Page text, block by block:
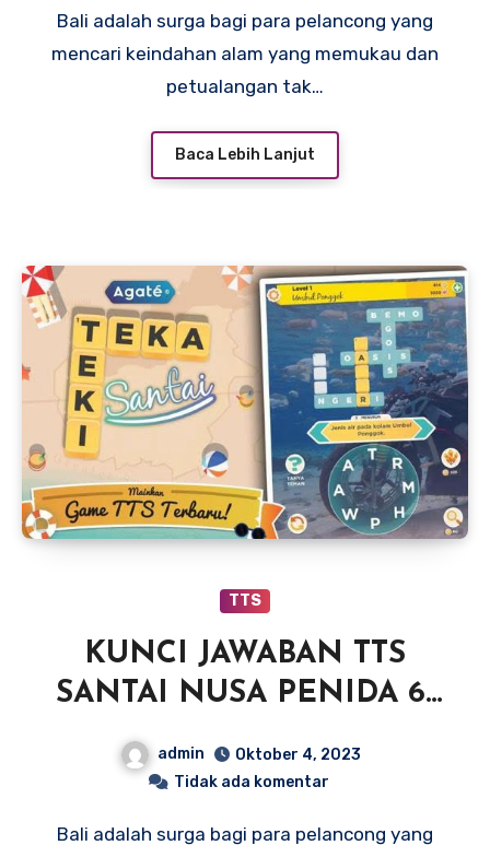
Bali adalah surga bagi para pelancong yang
mencari keindahan alam yang memukau dan
petualangan tak…
Baca Lebih Lanjut
TTS
KUNCI JAWABAN TTS
SANTAI NUSA PENIDA 6-
admin
Oktober 4, 2023
Tidak ada komentar
Bali adalah surga bagi para pelancong yang